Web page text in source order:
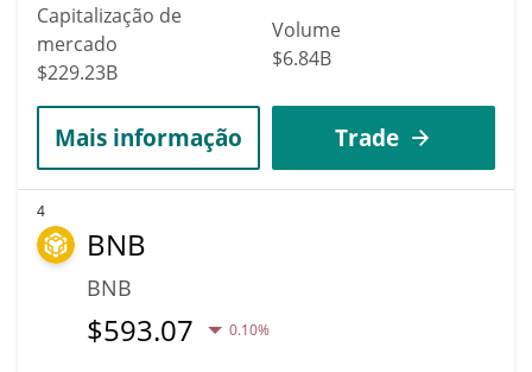
Capitalização de
mercado
$229.23B
Volume
$6.84B
Mais informação Trade
4
BNB
BNB
$593.07 0.10%